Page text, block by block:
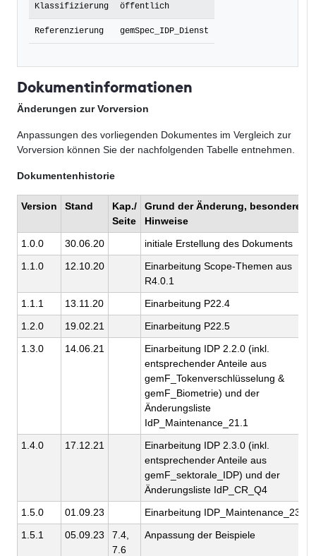
Klassifizierung öffentlich
Referenzierung gemSpec_IDP_Dienst
Dokumentinformationen
Änderungen zur Vorversion
Anpassungen des vorliegenden Dokumentes im Vergleich zur
Vorversion können Sie der nachfolgenden Tabelle entnehmen.
Dokumentenhistorie
Version Stand
Kap./
Seite
Grund der Änderung, besondere
Hinweise
1.0.0
30.06.20
initiale Erstellung des Dokuments
1.1.0
12.10.20
Einarbeitung Scope-Themen aus
R4.0.1
1.1.1
13.11.20
Einarbeitung P22.4
1.2.0
19.02.21
Einarbeitung P22.5
1.3.0
14.06.21
Einarbeitung IDP 2.2.0 (inkl.
entsprechender Anteile aus
gemF_Tokenverschlüsselung &
gemF_Biometrie) und der
Änderungsliste
IdP_Maintenance_21.1
1.4.0
17.12.21
Einarbeitung IDP 2.3.0 (inkl.
entsprechender Anteile aus
gemF_sektorale_IDP) und der
Änderungsliste IdP_CR_Q4
1.5.0
01.09.23
Einarbeitung IDP_Maintenance_23.4
1.5.1
05.09.23
7.4,
7.6
Anpassung der Beispiele